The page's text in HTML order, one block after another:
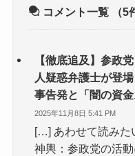
コメント一覧 （5
【徹底追及】参政
人疑惑弁護士が登
事告発と「闇の資
2025年11月8日 5:41 PM
[…] あわせて読みた
神輿：参政党の活